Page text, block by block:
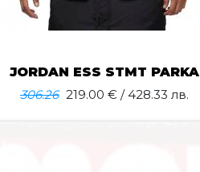
JORDAN ESS STMT PARKA
306.26 219.00 € / 428.33 лв.